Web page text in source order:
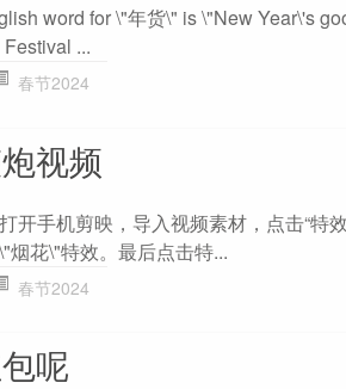
word for \"年货\" is \"New Year\'s
...
春节2024
视频
开手机剪映，导入视频素材，点击“特
烟花\"特效。最后点击特...
春节2024
呢